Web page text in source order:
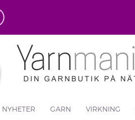
NYHETER GARN VIRKNING